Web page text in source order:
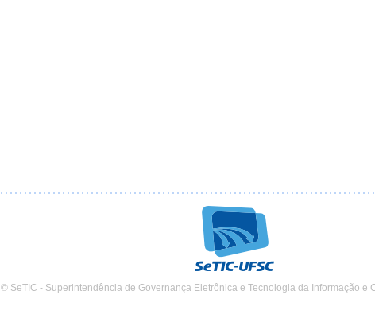
© SeTIC - Superintendência de Governança Eletrônica e Tecnologia da Informação e